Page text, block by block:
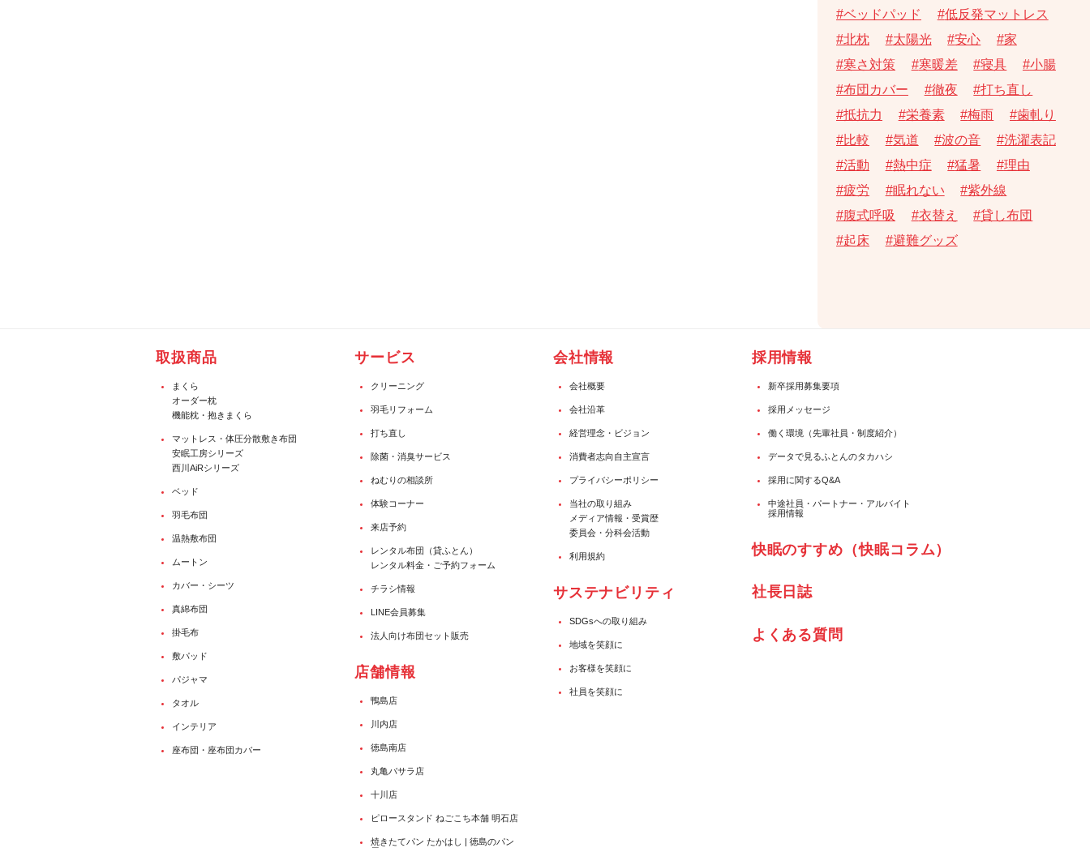
ベッドパッド
低反発マットレス
北枕
太陽光 安心
家
寒さ対策
寒暖差 寝具
小腸
布団カバー
徹夜
打ち直し
抵抗力
栄養素 梅雨
歯軋り
比較
気道 波の音
洗濯表記
活動
熱中症 猛暑
理由
疲労
眠れない
紫外線
腹式呼吸
衣替え
貸し布団
起床
避難グッズ
取扱商品
まくら
オーダー枕
機能枕・抱きまくら
マットレス・体圧分散敷き布団
安眠工房シリーズ
西川AiRシリーズ
ベッド
羽毛布団
温熱敷布団
ムートン
カバー・シーツ
真綿布団
掛毛布
敷パッド
パジャマ
タオル
インテリア
座布団・座布団カバー
サービス
クリーニング
羽毛リフォーム
打ち直し
除菌・消臭サービス
ねむりの相談所
体験コーナー
来店予約
レンタル布団（貸ふとん）
レンタル料金・ご予約フォーム
チラシ情報
LINE会員募集
法人向け布団セット販売
店舗情報
鴨島店
川内店
徳島南店
丸亀バサラ店
十川店
ピロースタンド ねごこち本舗 明石店
焼きたてパン たかはし | 徳島のパン
会社情報
会社概要
会社沿革
経営理念・ビジョン
消費者志向自主宣言
プライバシーポリシー
当社の取り組み
メディア情報・受賞歴
委員会・分科会活動
利用規約
サステナビリティ
SDGsへの取り組み
地域を笑顔に
お客様を笑顔に
社員を笑顔に
採用情報
新卒採用募集要項
採用メッセージ
働く環境（先輩社員・制度紹介）
データで見るふとんのタカハシ
採用に関するQ&A
中途社員・パートナー・アルバイト
採用情報
快眠のすすめ（快眠コラム）
社⾧日誌
よくある質問